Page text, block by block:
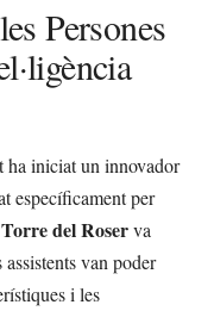
Persones
ha iniciat un innovador
específicament per
Torre del Roserva
van poder
i les